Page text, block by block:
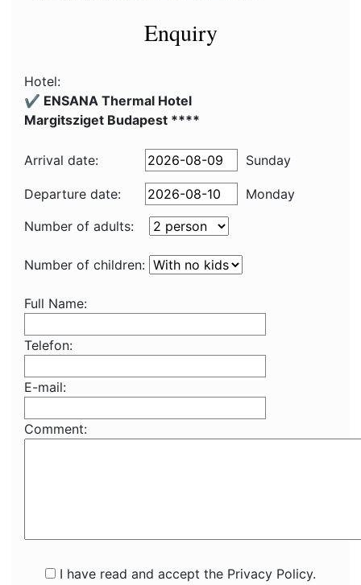
Enquiry
Hotel:
✔️ ENSANA Thermal Hotel
Margitsziget Budapest ****
Arrival date: Sunday
Departure date:
Monday
Number of adults:
Number of children:
Full Name:
Telefon:
E-mail:
Comment:
I have read and accept the Privacy Policy.